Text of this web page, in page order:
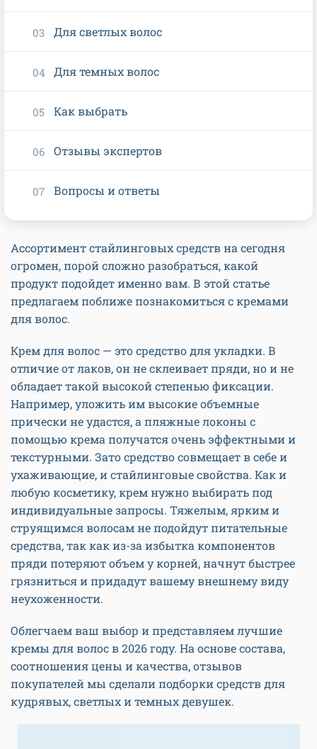
Ассортимент стайлинговых средств на сегодня
огромен, порой сложно разобраться, какой
продукт подойдет именно вам. В этой статье
предлагаем поближе познакомиться с кремами
для волос.
Крем для волос — это средство для укладки. В
отличие от лаков, он не склеивает пряди, но и не
обладает такой высокой степенью фиксации.
Например, уложить им высокие объемные
прически не удастся, а пляжные локоны с
помощью крема получатся очень эффектными и
текстурными. Зато средство совмещает в себе и
ухаживающие, и стайлинговые свойства. Как и
любую косметику, крем нужно выбирать под
индивидуальные запросы. Тяжелым, ярким и
струящимся волосам не подойдут питательные
средства, так как из-за избытка компонентов
пряди потеряют объем у корней, начнут быстрее
грязниться и придадут вашему внешнему виду
неухоженности.
Облегчаем ваш выбор и представляем лучшие
кремы для волос в 2026 году. На основе состава,
соотношения цены и качества, отзывов
покупателей мы сделали подборки средств для
кудрявых, светлых и темных девушек.
Для светлых волос
Для темных волос
Как выбрать
Отзывы экспертов
Вопросы и ответы